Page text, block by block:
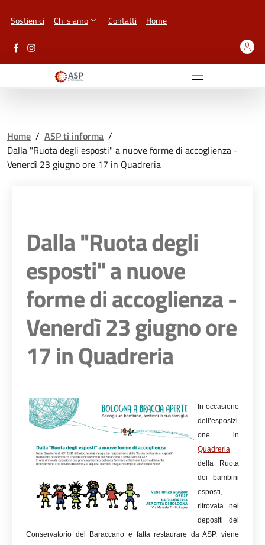
Sostienici Chi siamo Contatti Home
Home / ASP ti informa /
Dalla "Ruota degli esposti" a nuove forme di accoglienza -
Venerdì 23 giugno ore 17 in Quadreria
Dalla "Ruota degli
esposti" a nuove
forme di accoglienza -
Venerdì 23 giugno ore
17 in Quadreria
In occasione
dell’esposizi
one in
Quadreria
della Ruota
dei bambini
esposti,
ritrovata nei
depositi del
Conservatorio del Baraccano e fatta restaurare da ASP, viene